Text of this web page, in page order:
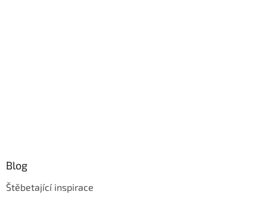
Blog
Štěbetající inspirace